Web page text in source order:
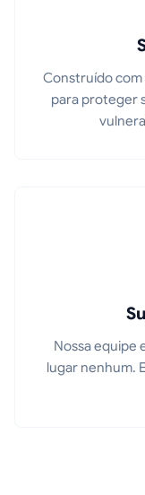
Construído com
para proteger
Nossa equipe
lugar nenhum.